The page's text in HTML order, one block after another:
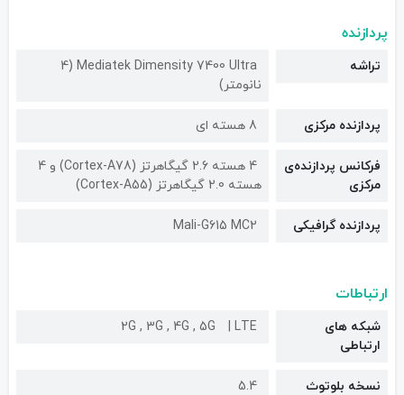
پردازنده
تراشه
Mediatek Dimensity 7400 Ultra (4
نانومتر)
پردازنده مرکزی 8 هسته ای
فرکانس پردازنده‌ی
مرکزی
4 هسته 2.6 گیگاهرتز (Cortex-A78) و 4
هسته 2.0 گیگاهرتز (Cortex-A55)
پردازنده گرافیکی Mali-G615 MC2
ارتباطات
شبکه های
ارتباطی
2G , 3G , 4G , 5G LTE
نسخه بلوتوث 5.4